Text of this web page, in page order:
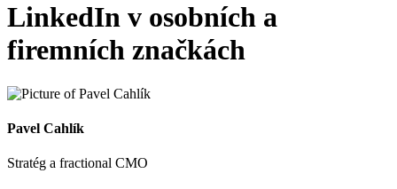
LinkedIn v osobních a
firemních značkách
Pavel Cahlík
Stratég a fractional CMO